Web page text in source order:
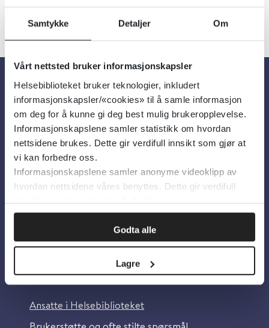
Samtykke Detaljer Om
Vårt nettsted bruker informasjonskapsler
Helsebiblioteket bruker teknologier, inkludert
informasjonskapsler/«cookies» til å samle informasjon
om deg for å kunne gi deg best mulig brukeropplevelse.
Informasjonskapslene samler statistikk om hvordan
nettsidene brukes. Dette gir verdifull innsikt som gjør at
vi kan forbedre oss.
Informasjonskapslene samler anonyme videoklipp av
hvordan nettsidene våres benyttes. Dette gir verdifull
innsikt som gjør at vi kan forbedre oss.
Godta alle
Lagre
Om oss
Om Helsebiblioteket
Personvern og informasjonskapsler
Tilgjengelighetserklæring
Information in English
Ansatte i Helsebiblioteket